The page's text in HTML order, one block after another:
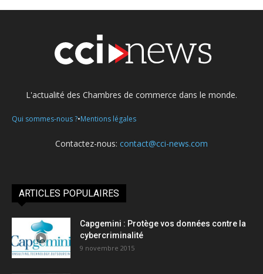
L'actualité des Chambres de commerce dans le monde.
Qui sommes-nous ?•Mentions légales
Contactez-nous: contact@cci-news.com
ARTICLES POPULAIRES
Capgemini : Protège vos données contre la
cybercriminalité
9 novembre 2015